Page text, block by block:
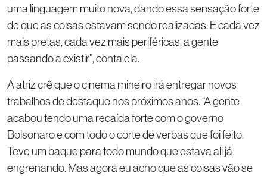
uma linguagem muito nova, dando essa sensação forte
de que as coisas estavam sendo realizadas. E cada vez
mais pretas, cada vez mais periféricas, a gente
passando a existir”, conta ela.
A atriz crê que o cinema mineiro irá entregar novos
trabalhos de destaque nos próximos anos. “A gente
acabou tendo uma recaída forte com o governo
Bolsonaro e com todo o corte de verbas que foi feito.
Teve um baque para todo mundo que estava ali já
engrenando. Mas agora eu acho que as coisas vão se